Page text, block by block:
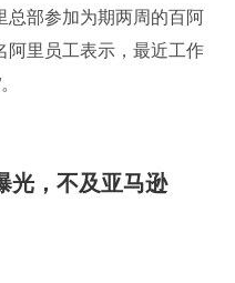
总部参加为期两周的百阿
阿里员工表示，最近工作
光，不及亚马逊